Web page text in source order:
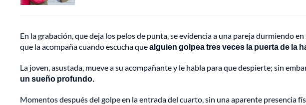
En la grabación, que deja los pelos de punta, se evidencia a una pareja durmiendo
que la acompaña cuando escucha quealguien golpea tres veces la puerta de la
La joven, asustada, mueve a su acompañante y le habla para que despierte; sin
un sueño profundo.
Momentos después del golpe en la entrada del cuarto, sin una aparente presencia